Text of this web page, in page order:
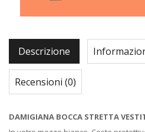
Descrizione
Recensioni (0)
DAMIGIANA BOCCA STRETTA